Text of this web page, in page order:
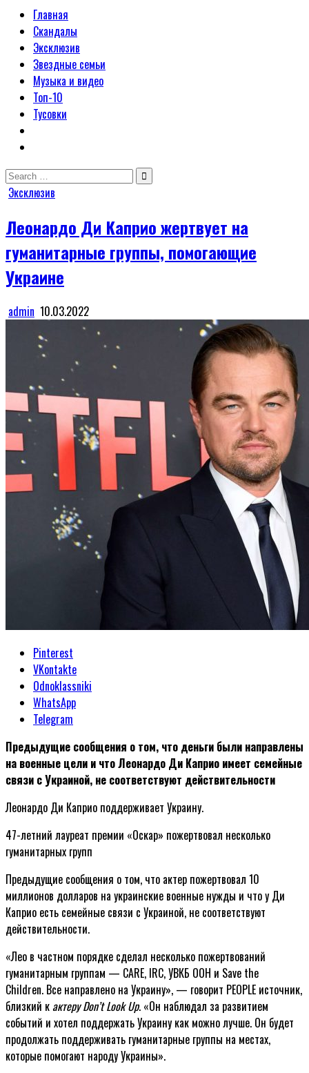
Главная
Скандалы
Эксклюзив
Звездные семьи
Музыка и видео
Топ-10
Тусовки
Search
for:
Posted
Эксклюзив
Леонардо Ди Каприо жертвует на
гуманитарные группы, помогающие
Украине
admin 10.03.2022
Pinterest
VKontakte
Odnoklassniki
WhatsApp
Telegram
Предыдущие сообщения о том, что деньги были направлены
на военные цели и что Леонардо Ди Каприо имеет семейные
связи с Украиной, не соответствуют действительности
Леонардо Ди Каприо поддерживает Украину.
47-летний лауреат премии «Оскар» пожертвовал несколько
гуманитарных групп
Предыдущие сообщения о том, что актер пожертвовал 10
миллионов долларов на украинские военные нужды и что у Ди
Каприо есть семейные связи с Украиной, не соответствуют
действительности.
«Лео в частном порядке сделал несколько пожертвований
гуманитарным группам — CARE, IRC, УВКБ ООН и Save the
Children. Все направлено на Украину», — говорит PEOPLE источник,
близкий кактеру Don’t Look Up. «Он наблюдал за развитием
событий и хотел поддержать Украину как можно лучше. Он будет
продолжать поддерживать гуманитарные группы на местах,
которые помогают народу Украины».